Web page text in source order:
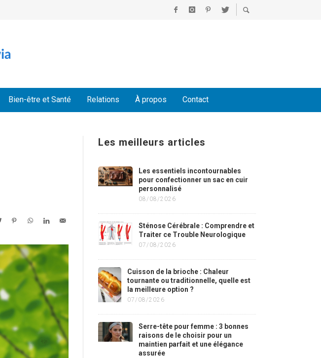
Bien-être et Santé Relations À propos Contact
Les meilleurs articles
Les essentiels incontournables
pour confectionner un sac en cuir
personnalisé
08/08/2026
Sténose Cérébrale : Comprendre et
Traiter ce Trouble Neurologique
07/08/2026
Cuisson de la brioche : Chaleur
tournante ou traditionnelle, quelle est
la meilleure option ?
07/08/2026
Serre-tête pour femme : 3 bonnes
raisons de le choisir pour un
maintien parfait et une élégance
assurée